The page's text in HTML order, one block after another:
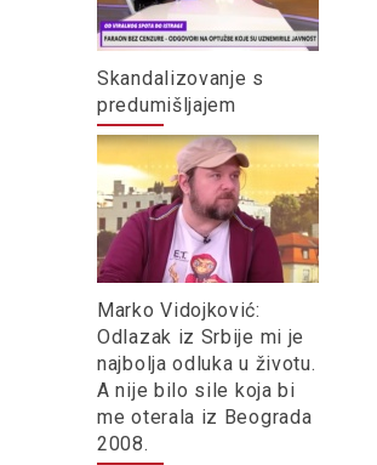
Skandalizovanje s
predumišljajem
Marko Vidojković:
Odlazak iz Srbije mi je
najbolja odluka u životu.
A nije bilo sile koja bi
me oterala iz Beograda
2008.